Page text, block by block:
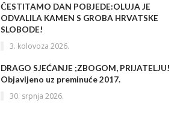
ČESTITAMO DAN POBJEDE:OLUJA JE
ODVALILA KAMEN S GROBA HRVATSKE
SLOBODE!
3. kolovoza 2026.
DRAGO SJEĆANJE ;ZBOGOM, PRIJATELJU!
Objavljeno uz preminuće 2017.
30. srpnja 2026.